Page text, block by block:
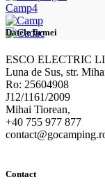
Camp4
Datele firmei
ESCO ELECTRIC
Luna de Sus, str.
Ro: 25604908
J12/1161/2009
Mihai Tiorean,
+40 755 977 877
Contact